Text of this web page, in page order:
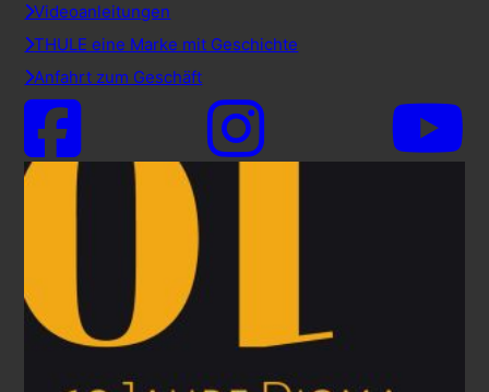
Videoanleitungen
THULE eine Marke mit Geschichte
Anfahrt zum Geschäft